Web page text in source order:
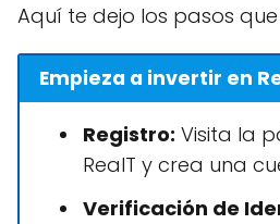
Aquí te dejo los pasos
Empieza a invertir en
Registro: Visita la
RealT y crea una
Verificación de